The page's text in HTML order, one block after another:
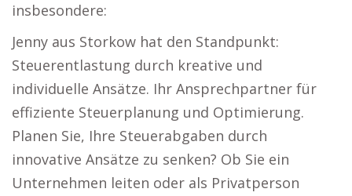
insbesondere:
Jenny aus Storkow hat den Standpunkt:
Steuerentlastung durch kreative und
individuelle Ansätze. Ihr Ansprechpartner für
effiziente Steuerplanung und Optimierung.
Planen Sie, Ihre Steuerabgaben durch
innovative Ansätze zu senken? Ob Sie ein
Unternehmen leiten oder als Privatperson